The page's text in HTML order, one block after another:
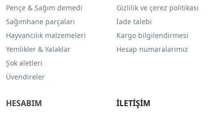
Pençe & Sağım demedi
Sağımhane parçaları
Hayvancılık malzemeleri
Yemlikler & Yalaklar
Şok aletleri
Üvendireler
Gizlilik ve çerez politikası
İade talebi
Kargo bilgilendirmesi
Hesap numaralarımız
HESABIM İLETİŞİM